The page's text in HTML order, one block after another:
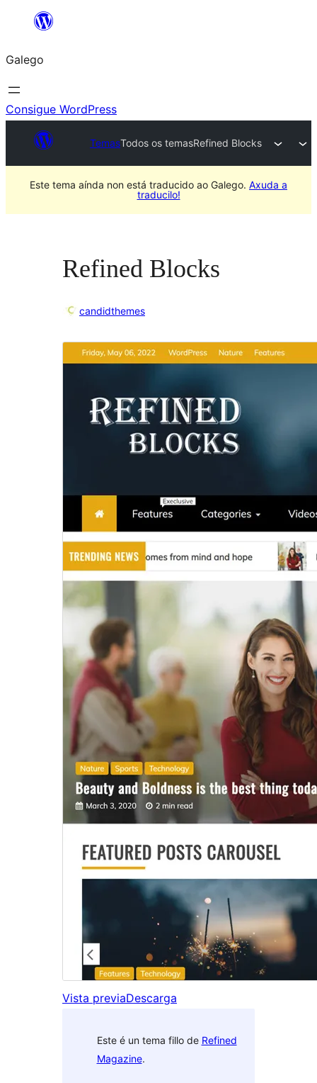
Saltar
contido
Galego
Consigue WordPress
TemasTodos os temasRefined Blocks
Este tema aínda non está traducido ao Galego. Axuda a
traducilo!
Refined Blocks
candidthemes
Vista previaDescarga
Este é un tema fillo de Refined
Magazine.